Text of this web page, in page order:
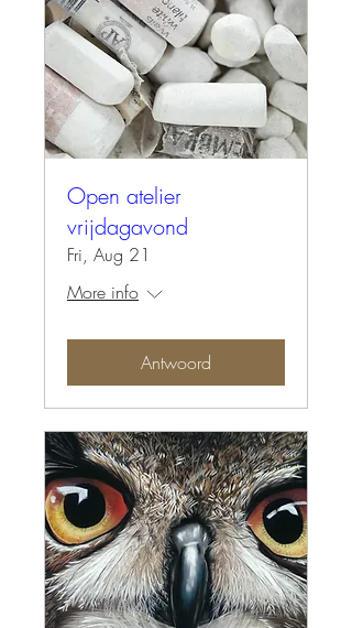
Open atelier
vrijdagavond
Fri, Aug 21
More info
Antwoord